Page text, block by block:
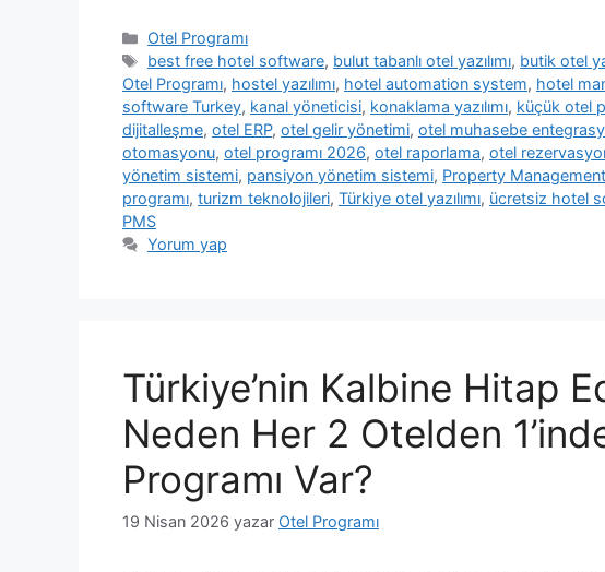
Kategoriler
Otel Programı
Etiketler
best free hotel software, bulut tabanlı otel yazılımı, butik otel
Otel Programı, hostel yazılımı, hotel automation system, hotel
software Turkey, kanal yöneticisi, konaklama yazılımı, küçük otel
dijitalleşme, otel ERP, otel gelir yönetimi, otel muhasebe
otomasyonu, otel programı 2026, otel raporlama, otel
yönetim sistemi, pansiyon yönetim sistemi, Property
programı, turizm teknolojileri, Türkiye otel yazılımı, ücretsiz hotel
PMS
Yorum yap
Türkiye’nin Kalbine Hitap
Neden Her 2 Otelden
Programı Var?
19 Nisan 2026 yazar Otel Programı